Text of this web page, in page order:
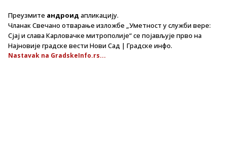
Преузмите андроид апликацију.
Чланак Свечано отварање изложбе „Уметност у служби вере:
Сјај и слава Карловачке митрополије“ се појављује прво на
Најновије градске вести Нови Сад | Градске инфо.
Nastavak na GradskeInfo.rs...